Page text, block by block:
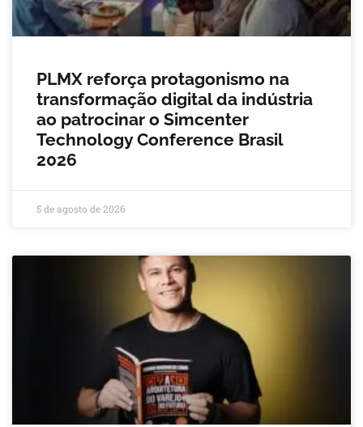
PLMX reforça protagonismo na
transformação digital da indústria
ao patrocinar o Simcenter
Technology Conference Brasil
2026
5 de agosto de 2026